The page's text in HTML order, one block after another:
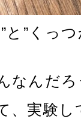
と”くっ
なんだ
、実験し